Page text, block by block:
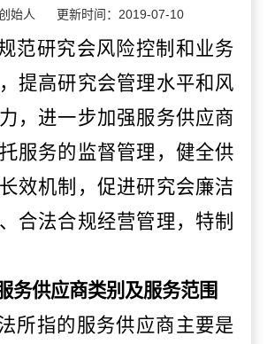
始人 更新时间：2019-07-10
范研究会风险控制和业务
提高研究会管理水平和风
，进一步加强服务供应商
服务的监督管理，健全供
效机制，促进研究会廉洁
合法合规经营管理， 特制
务供应商类别及服务范围
所指的服务供应商主要是